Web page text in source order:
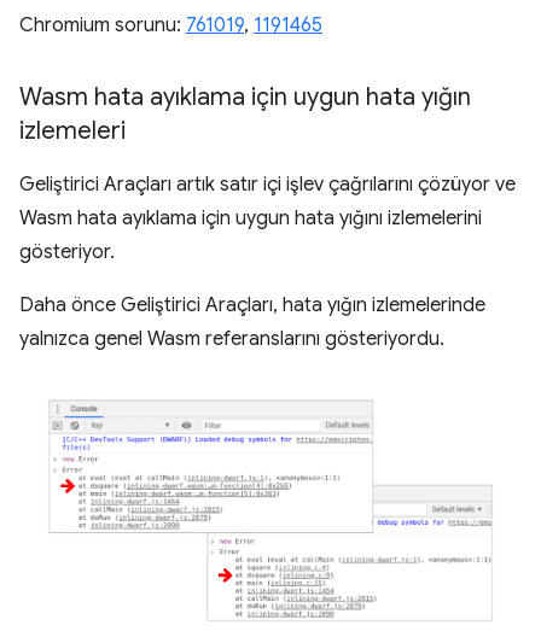
Chromium sorunu: 761019, 1191465
Wasm hata ayıklama için uygun hata yığın
izlemeleri
Geliştirici Araçları artık satır içi işlev çağrılarını çözüyor ve
Wasm hata ayıklama için uygun hata yığını izlemelerini
gösteriyor.
Daha önce Geliştirici Araçları, hata yığın izlemelerinde
yalnızca genel Wasm referanslarını gösteriyordu.